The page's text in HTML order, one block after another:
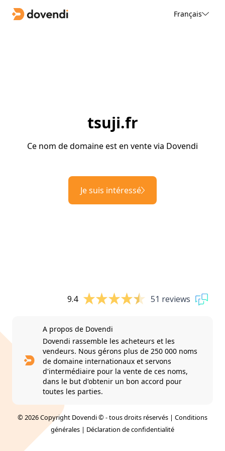
Français
tsuji.fr
Ce nom de domaine est en vente via Dovendi
Je suis intéressé
9.4 51 reviews
A propos de Dovendi
Dovendi rassemble les acheteurs et les
vendeurs. Nous gérons plus de 250 000 noms
de domaine internationaux et servons
d'intermédiaire pour la vente de ces noms,
dans le but d'obtenir un bon accord pour
toutes les parties.
© 2026 Copyright Dovendi © - tous droits réservés | Conditions
générales | Déclaration de confidentialité